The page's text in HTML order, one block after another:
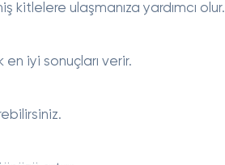
kitlelere ulaşmanıza yardımcı olur.
iyi sonuçları verir.